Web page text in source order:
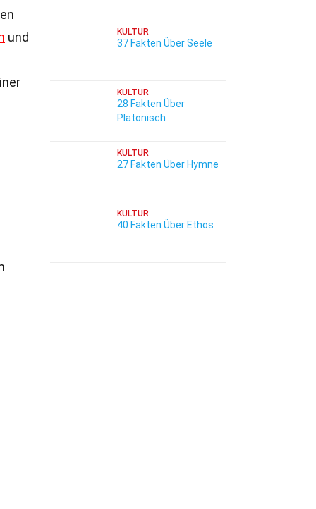
und KULTUR
37 Fakten Über Seele
KULTUR
28 Fakten Über
Platonisch
KULTUR
27 Fakten Über Hymne
KULTUR
40 Fakten Über Ethos